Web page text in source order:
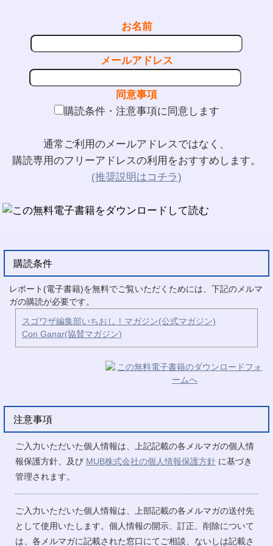
お名前
メールアドレス
同意事項
購読条件・注意事項に同意します
通常ご利用のメールアドレスではなく、
購読専用のフリーアドレスの利用をおすすめします。
(推奨説明はコチラ)
購読条件
レポート(電子書籍)を無料でご覧いただくためには、下記のメルマ
ガの購読が必要です。
スゴワザ編集部いちおし！マガジン(公式マガジン)
Con Ganar(協賛マガジン)
注意事項
ご入力いただいた個人情報は、上記記載の各メルマガの個人情
報保護方針、及び MUB株式会社の個人情報保護方針 に基づき
管理されます。
ご入力いただいた個人情報は、上部記載の各メルマガの送付先
として使用いたします。個人情報の開示、訂正、削除について
は、各メルマガに記載された窓口にてご相談、ないしは記載さ